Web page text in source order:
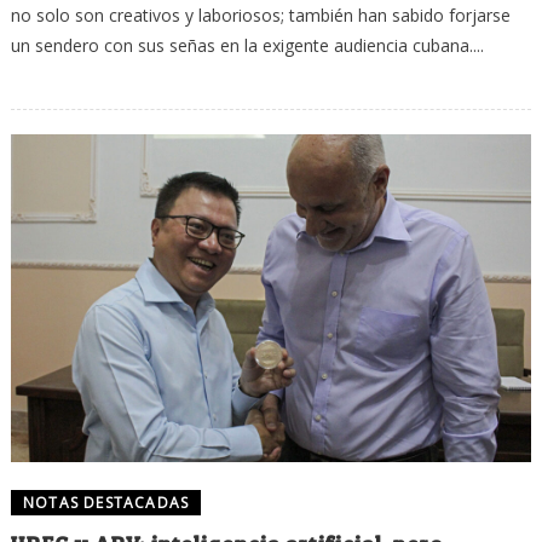
no solo son creativos y laboriosos; también han sabido forjarse
un sendero con sus señas en la exigente audiencia cubana....
NOTAS DESTACADAS